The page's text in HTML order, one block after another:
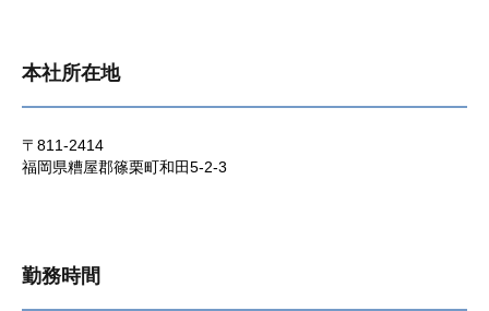
本社所在地
〒811-2414
福岡県糟屋郡篠栗町和田5-2-3
勤務時間